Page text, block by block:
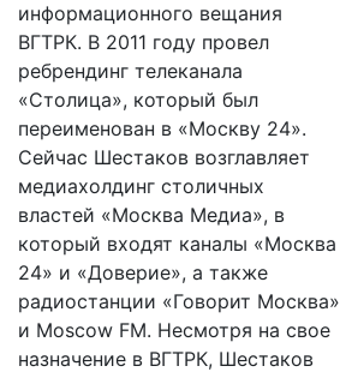
информационного вещания
ВГТРК. В 2011 году провел
ребрендинг телеканала
«Столица», который был
переименован в «Москву 24».
Сейчас Шестаков возглавляет
медиахолдинг столичных
властей «Москва Медиа», в
который входят каналы «Москва
24» и «Доверие», а также
радиостанции «Говорит Москва»
и Moscow FM. Несмотря на свое
назначение в ВГТРК, Шестаков